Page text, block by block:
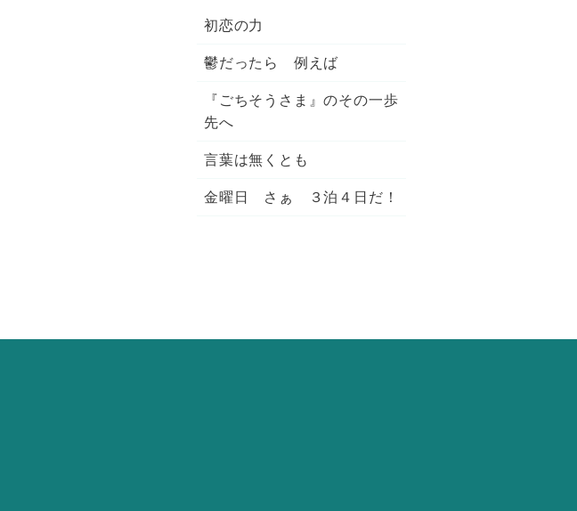
初恋の力
鬱だったら 例えば
『ごちそうさま』のその一歩
先へ
言葉は無くとも
金曜日 さぁ ３泊４日だ！